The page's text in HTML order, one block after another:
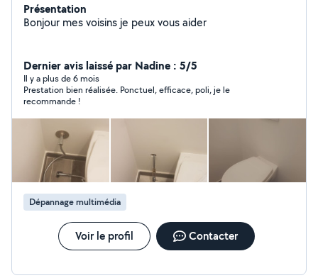
Présentation
Bonjour mes voisins je peux vous aider
Dernier avis laissé par Nadine : 5/5
Il y a plus de 6 mois
Prestation bien réalisée. Ponctuel, efficace, poli, je le
recommande !
Dépannage multimédia
Voir le profil Contacter